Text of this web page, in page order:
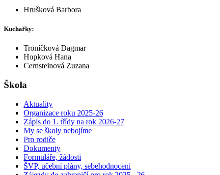
Hrušková Barbora
Kuchařky:
Troníčková Dagmar
Hopková Hana
Cernsteinová Zuzana
Škola
Aktuality
Organizace roku 2025-26
Zápis do 1. třídy na rok 2026-27
My se školy nebojíme
Pro rodiče
Dokumenty
Formuláře, žádosti
ŠVP, učební plány, sebehodnocení